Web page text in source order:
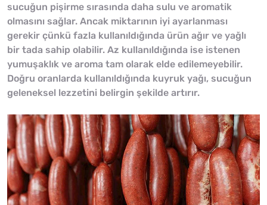
sucuğun pişirme sırasında daha sulu ve aromatik
olmasını sağlar. Ancak miktarının iyi ayarlanması
gerekir çünkü fazla kullanıldığında ürün ağır ve yağlı
bir tada sahip olabilir. Az kullanıldığında ise istenen
yumuşaklık ve aroma tam olarak elde edilemeyebilir.
Doğru oranlarda kullanıldığında kuyruk yağı, sucuğun
geleneksel lezzetini belirgin şekilde artırır.